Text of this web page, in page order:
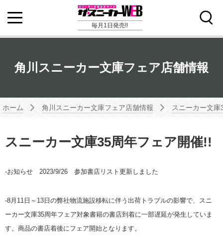
毎月1日発売!!
角川スニーカー文庫フェア店舗情報
ホーム 角川スニーカー文庫フェア店舗情報 スニーカー文庫
スニーカー文庫35周年フェア開催!!
-お知らせ 2023/9/26 参加書店リスト更新しました
-8月11日～13日の弊社物流施設移転に伴う出荷トラブルの影響で、スニ
ーカー文庫35周年フェア対象書籍の書店到着に一部遅延が発生していま
す。商品の書店着後にフェア開始となります。